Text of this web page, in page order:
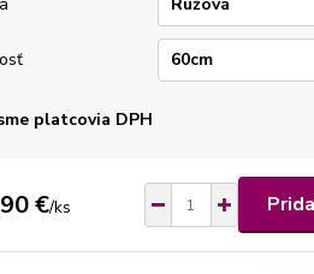
platcovia DPH
€/ks